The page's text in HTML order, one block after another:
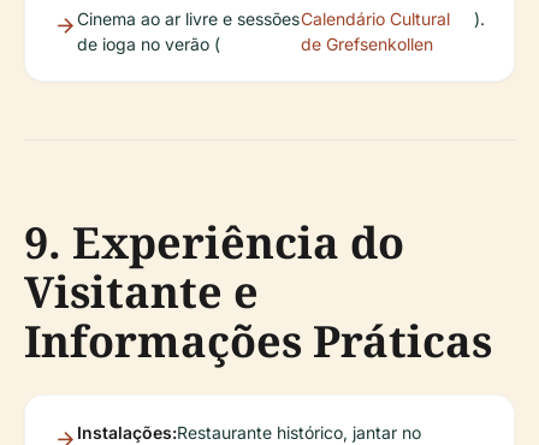
Cinema ao ar livre e sessões
de ioga no verão (
Calendário Cultural
de Grefsenkollen
).
9. Experiência do
Visitante e
Informações Práticas
Instalações:Restaurante histórico, jantar no